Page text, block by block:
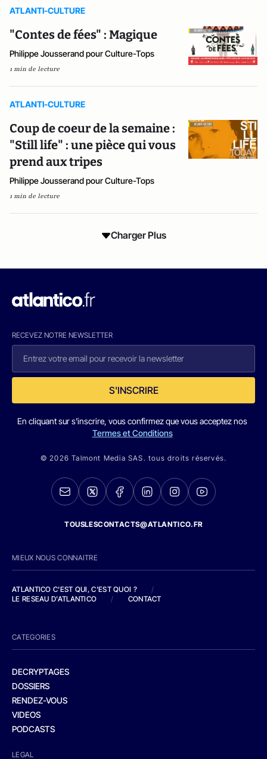
ATLANTI-CULTURE
"Contes de fées" : Magique
Philippe Jousserand pour Culture-Tops
1 min de lecture
ATLANTI-CULTURE
Coup de coeur de la semaine :
"Still life" : une pièce qui vous
prend aux tripes
Philippe Jousserand pour Culture-Tops
1 min de lecture
Charger Plus
RECEVEZ NOTRE NEWSLETTER
S'INSCRIRE
En cliquant sur s'inscrire, vous confirmez que vous acceptez nos
Termes et Conditions
© 2026 Talmont Media SAS. tous droits réservés.
TOUSLESCONTACTS@ATLANTICO.FR
MIEUX NOUS CONNAITRE
ATLANTICO C'EST QUI, C'EST QUOI ?
/
LE RESEAU D'ATLANTICO
/ CONTACT
CATEGORIES
DECRYPTAGES
DOSSIERS
RENDEZ-VOUS
VIDEOS
PODCASTS
LEGAL